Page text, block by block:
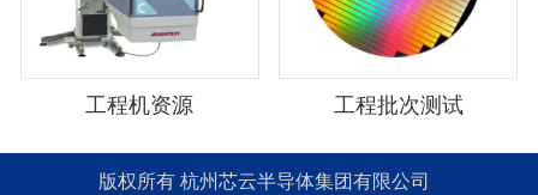
工程机资源 工程批次测试
版权所有 杭州芯云半导体集团有限公司